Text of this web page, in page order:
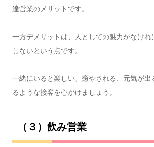
達営業のメリットです。
一方デメリットは、人としての魅力がなけれ
しないという点です。
一緒にいると楽しい、癒やされる、元気が出
るような接客を心がけましょう。
（３）飲み営業